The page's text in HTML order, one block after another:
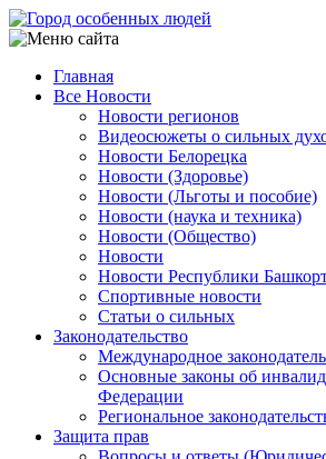
Перейти
к
содержанию
Main
navigation
Главная
Все Новости
Новости регионов
Видеосюжеты о сильных
Новости Белорецка
Новости (Здоровье)
Новости (Льготы и пособие)
Новости (наука и техника)
Новости (Общество)
Новости
Новости Республики
Спортивные новости
Статьи о сильных
Законодательство
Международное
Основные законы об
Федерации
Региональное
Защита прав